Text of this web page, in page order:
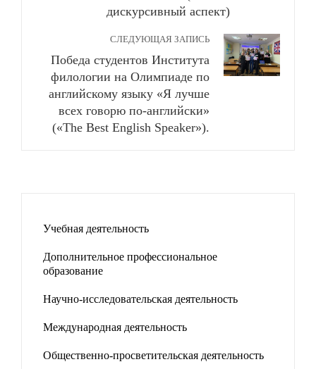
дискурсивный аспект)
СЛЕДУЮЩАЯ ЗАПИСЬ
Победа студентов Института
филологии на Олимпиаде по
английскому языку «Я лучше
всех говорю по-английски»
(«The Best English Speaker»).
Учебная деятельность
Дополнительное профессиональное
образование
Научно-исследовательская деятельность
Международная деятельность
Общественно-просветительская деятельность